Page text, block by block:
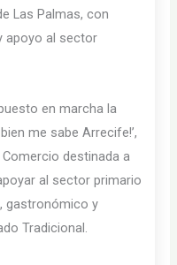
Las Palmas, con
apoyo al sector
en marcha la
me sabe Arrecife!’,
destinada a
al sector primario
gastronómico y
Tradicional.